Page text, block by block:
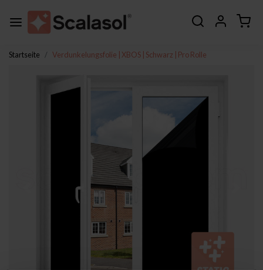
Startseite Verdunkelungsfolie | XBOS | Schwarz | Pro Rolle